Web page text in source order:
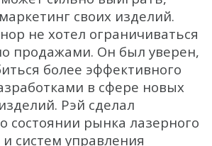
своих изделий.
не хотел ограничиваться
продажами. Он был уверен,
более эффективного
в сфере новых
Рэй сделал
состоянии рынка лазерного
систем управления